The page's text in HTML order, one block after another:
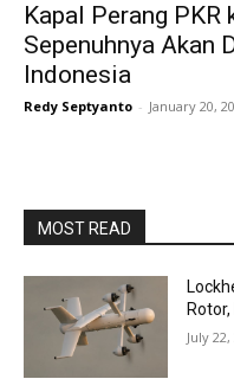
Kapal Perang PKR
Sepenuhnya Akan
Indonesia
Redy Septyanto - January 20,
MOST READ
July